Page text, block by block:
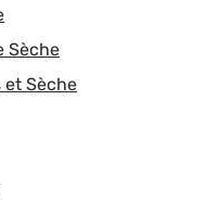
Sèche
et Sèche